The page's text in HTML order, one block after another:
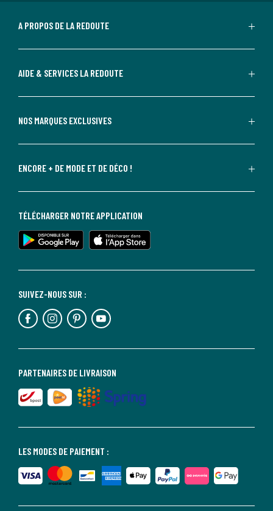
A PROPOS DE LA REDOUTE
AIDE & SERVICES LA REDOUTE
NOS MARQUES EXCLUSIVES
ENCORE + DE MODE ET DE DÉCO !
LES MODES DE PAIEMENT :
PARTENAIRES DE LIVRAISON
SUIVEZ-NOUS SUR :
TÉLÉCHARGER NOTRE APPLICATION